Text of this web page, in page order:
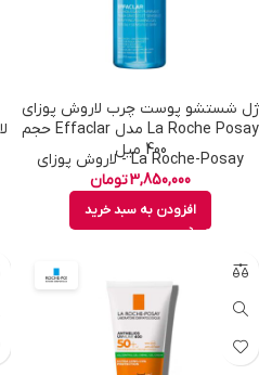
ژل شستشو پوست چرب لاروش پوزای
La Roche Posay مدل Effaclar حجم
400 میل
La Roche-Posay - لاروش پوزای
3,850,000تومان
افزودن به سبد خرید